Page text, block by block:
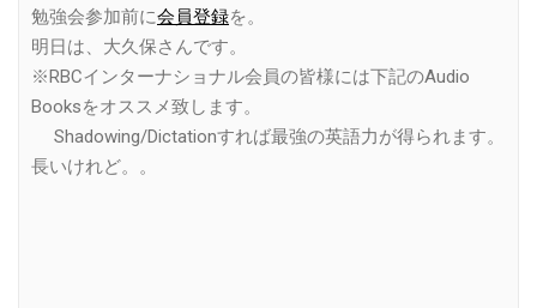
勉強会参加前に会員登録を。
明日は、大久保さんです。
※RBCインターナショナル会員の皆様には下記のAudio
Booksをオススメ致します。
Shadowing/Dictationすれば最強の英語力が得られます。
長いけれど。。